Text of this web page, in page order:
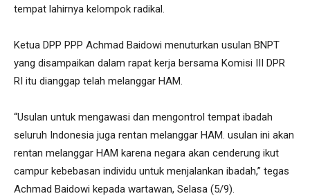
tempat lahirnya kelompok radikal.
Ketua DPP PPP Achmad Baidowi menuturkan usulan BNPT
yang disampaikan dalam rapat kerja bersama Komisi III DPR
RI itu dianggap telah melanggar HAM.
“Usulan untuk mengawasi dan mengontrol tempat ibadah
seluruh Indonesia juga rentan melanggar HAM. usulan ini akan
rentan melanggar HAM karena negara akan cenderung ikut
campur kebebasan individu untuk menjalankan ibadah,” tegas
Achmad Baidowi kepada wartawan, Selasa (5/9).